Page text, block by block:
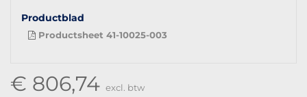
Productblad
Productsheet 41-10025-003
€ 806,74 excl. btw